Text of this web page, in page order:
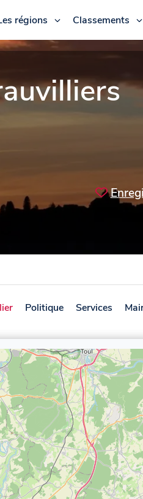
régions Classements
Politique Services